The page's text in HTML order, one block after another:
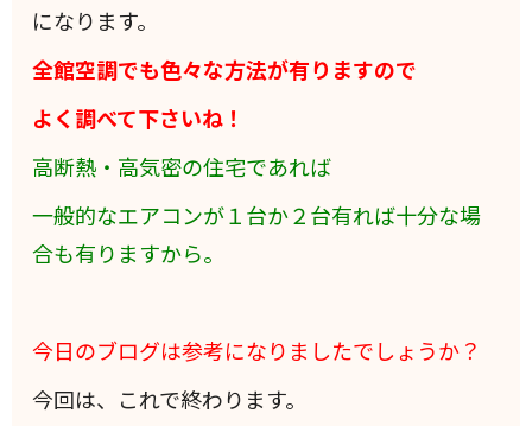
になります。
全館空調でも色々な方法が有りますので
よく調べて下さいね！
高断熱・高気密の住宅であれば
一般的なエアコンが１台か２台有れば十分な場
合も有りますから。
今日のブログは参考になりましたでしょうか？
今回は、これで終わります。